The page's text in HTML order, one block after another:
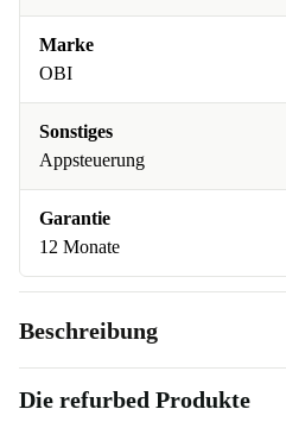
Marke
OBI
Sonstiges
Appsteuerung
Garantie
12 Monate
Beschreibung
Die refurbed Produkte